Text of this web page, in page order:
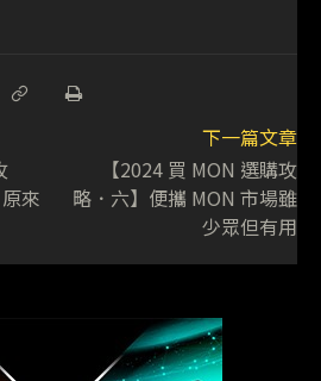
來
下一篇文章
【2024 買 MON 選購攻
略．六】便攜 MON 市場雖
少眾但有用